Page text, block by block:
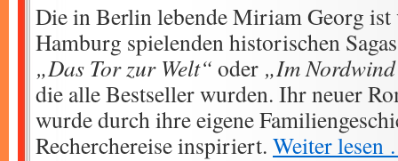
Die in Berlin lebende Miriam Georg
Hamburg spielenden historischen
„Das Tor zur Welt“ oder „Im
die alle Bestseller wurden. Ihr neuer
wurde durch ihre eigene
Recherchereise inspiriert. Weiter